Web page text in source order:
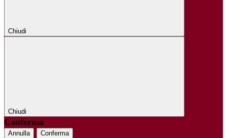
Chiudi
Chiudi
Conferma
Annulla Conferma